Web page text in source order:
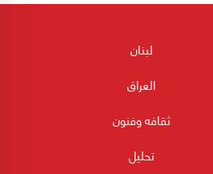
لبنان
العراق
ثقافه وفنون
تحليل